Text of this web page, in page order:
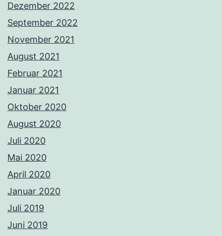
Dezember 2022
September 2022
November 2021
August 2021
Februar 2021
Januar 2021
Oktober 2020
August 2020
Juli 2020
Mai 2020
April 2020
Januar 2020
Juli 2019
Juni 2019